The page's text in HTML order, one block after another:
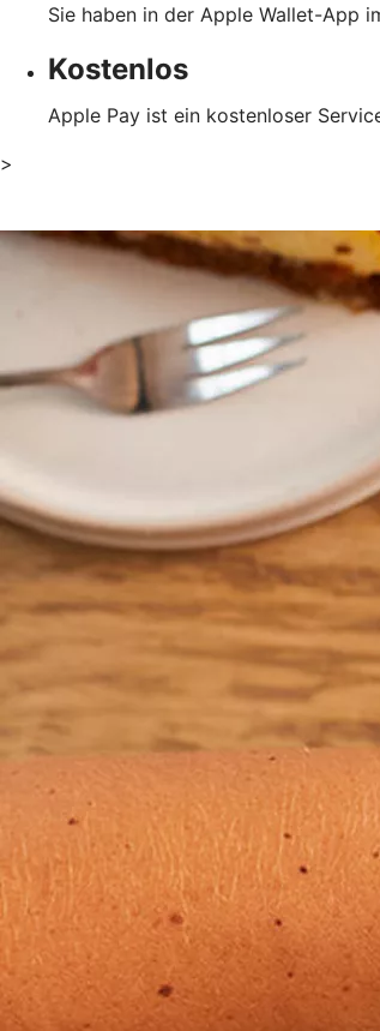
Sie haben in der Apple Wallet-App
Kostenlos
Apple Pay ist ein kostenloser
>